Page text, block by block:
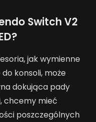
Switch V2
jak wymienne
konsoli, może
dokująca pady
chcemy mieć
poszczególnych